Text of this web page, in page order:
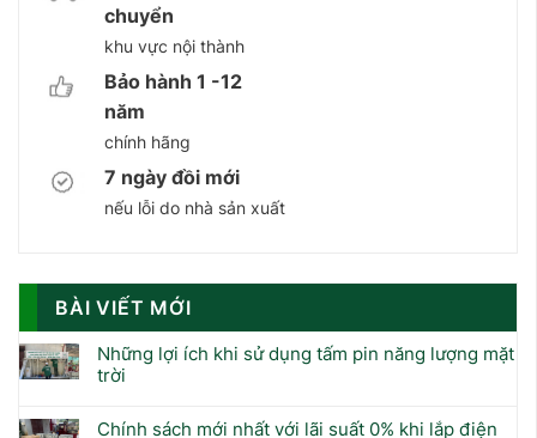
chuyển
khu vực nội thành
Bảo hành 1 -12
năm
chính hãng
7 ngày đồi mới
nếu lỗi do nhà sản xuất
BÀI VIẾT MỚI
Những lợi ích khi sử dụng tấm pin năng lượng mặt
trời
Chính sách mới nhất với lãi suất 0% khi lắp điện